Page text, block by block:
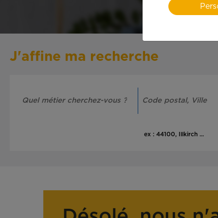
J'affine ma recherche
ex : 44100, Illkirch ...